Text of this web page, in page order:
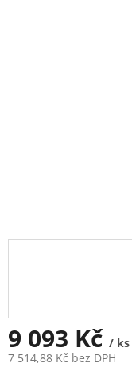
9 093 Kč / ks
7 514,88 Kč bez DPH